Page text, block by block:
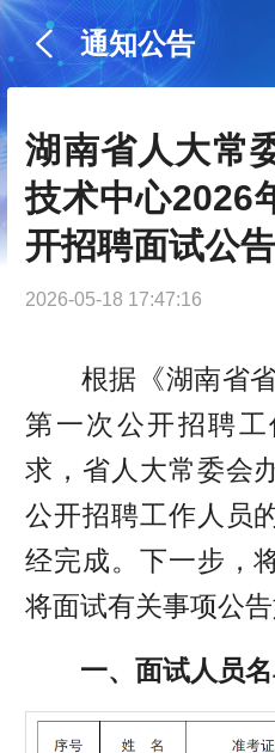
通知公告
湖南省人大常
技术中心2026
开招聘面试公告
2026-05-18 17:47:16
根据《湖南省
第一次公开招聘
求，省人大常委会
公开招聘工作人员
经完成。下一步，
将面试有关事项公告
一、面试人员